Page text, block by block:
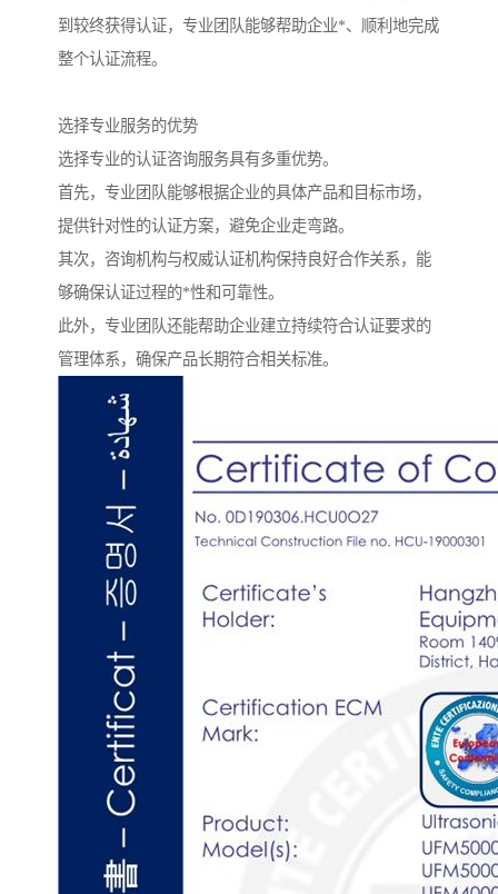
到较终获得认证，专业团队能够帮助企业*、顺利地完成
整个认证流程。
选择专业服务的优势
选择专业的认证咨询服务具有多重优势。
首先，专业团队能够根据企业的具体产品和目标市场，
提供针对性的认证方案，避免企业走弯路。
其次，咨询机构与权威认证机构保持良好合作关系，能
够确保认证过程的*性和可靠性。
此外，专业团队还能帮助企业建立持续符合认证要求的
管理体系，确保产品长期符合相关标准。